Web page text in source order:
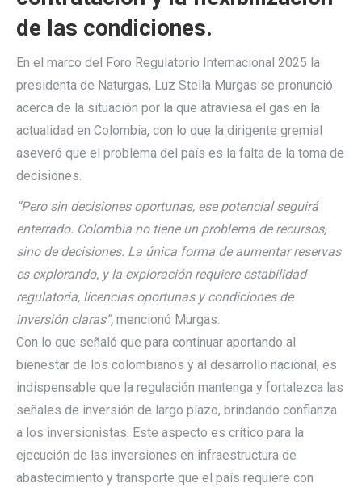
de las condiciones.
En el marco del Foro Regulatorio Internacional 2025 la
presidenta de Naturgas, Luz Stella Murgas se pronunció
acerca de la situación por la que atraviesa el gas en la
actualidad en Colombia, con lo que la dirigente gremial
aseveró que el problema del país es la falta de la toma de
decisiones.
“Pero sin decisiones oportunas, ese potencial seguirá
enterrado. Colombia no tiene un problema de recursos,
sino de decisiones. La única forma de aumentar reservas
es explorando, y la exploración requiere estabilidad
regulatoria, licencias oportunas y condiciones de
inversión claras”, mencionó Murgas.
Con lo que señaló que para continuar aportando al
bienestar de los colombianos y al desarrollo nacional, es
indispensable que la regulación mantenga y fortalezca las
señales de inversión de largo plazo, brindando confianza
a los inversionistas. Este aspecto es crítico para la
ejecución de las inversiones en infraestructura de
abastecimiento y transporte que el país requiere con